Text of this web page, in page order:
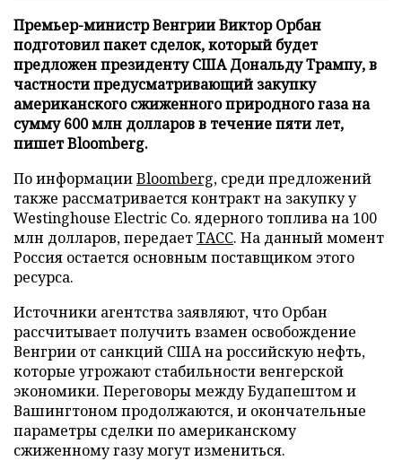
Премьер-министр Венгрии Виктор Орбан
подготовил пакет сделок, который будет
предложен президенту США Дональду Трампу, в
частности предусматривающий закупку
американского сжиженного природного газа на
сумму 600 млн долларов в течение пяти лет,
пишет Bloomberg.
По информацииBloomberg, среди предложений
также рассматривается контракт на закупку у
Westinghouse Electric Co. ядерного топлива на 100
млн долларов, передаетТАСС. На данный момент
Россия остается основным поставщиком этого
ресурса.
Источники агентства заявляют, что Орбан
рассчитывает получить взамен освобождение
Венгрии от санкций США на российскую нефть,
которые угрожают стабильности венгерской
экономики. Переговоры между Будапештом и
Вашингтоном продолжаются, и окончательные
параметры сделки по американскому
сжиженному газу могут измениться.